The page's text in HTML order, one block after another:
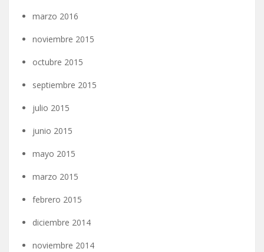
marzo 2016
noviembre 2015
octubre 2015
septiembre 2015
julio 2015
junio 2015
mayo 2015
marzo 2015
febrero 2015
diciembre 2014
noviembre 2014